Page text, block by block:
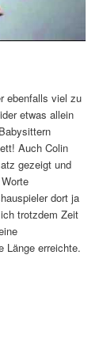
ebenfalls viel zu
etwas allein
Auch Colin
gezeigt und
dort ja
trotzdem Zeit
Länge erreichte.